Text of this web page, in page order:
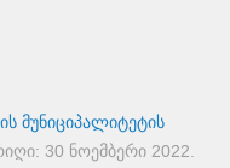
მუნიციპალიტეტის
30 ნოემბერი 2022